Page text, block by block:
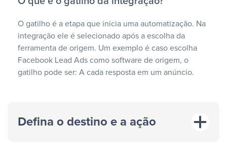
O gatilho é a etapa que inicia uma automatização. Na
integração ele é selecionado após a escolha da
ferramenta de origem. Um exemplo é caso escolha
Facebook Lead Ads como software de origem, o
gatilho pode ser: A cada resposta em um anúncio.
Defina o destino e a ação